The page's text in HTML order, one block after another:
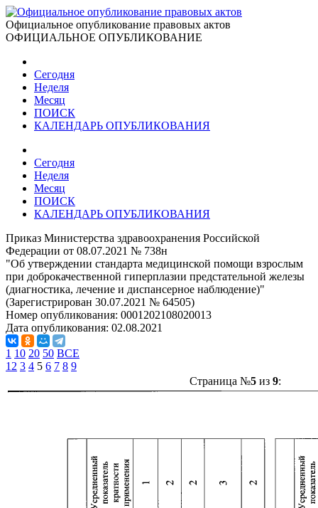
Официальное опубликование правовых актов
ОФИЦИАЛЬНОЕ ОПУБЛИКОВАНИЕ
Сегодня
Неделя
Месяц
ПОИСК
КАЛЕНДАРЬ ОПУБЛИКОВАНИЯ
Сегодня
Неделя
Месяц
ПОИСК
КАЛЕНДАРЬ ОПУБЛИКОВАНИЯ
Приказ Министерства здравоохранения Российской
Федерации от 08.07.2021 № 738н
"Об утверждении стандарта медицинской помощи взрослым
при доброкачественной гиперплазии предстательной железы
(диагностика, лечение и диспансерное наблюдение)"
(Зарегистрирован 30.07.2021 № 64505)
Номер опубликования: 0001202108020013
Дата опубликования: 02.08.2021
1 10 20 50 ВСЕ
1 2 3 4 5 6 7 8 9
Страница №5из 9: